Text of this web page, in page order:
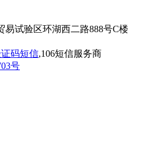
试验区环湖西二路888号C楼
码短信,106短信服务商
号